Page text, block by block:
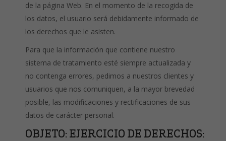
de la página Web. En el momento de la recogida de
los datos, el usuario será debidamente informado de
los derechos que le asisten.
Para que la información que contiene nuestro
sistema de tratamiento esté siempre actualizada y
no contenga errores, pedimos a nuestros clientes y
usuarios que nos comuniquen, a la mayor brevedad
posible, las modificaciones y rectificaciones de sus
datos de carácter personal.
OBJETO: EJERCICIO DE DERECHOS: